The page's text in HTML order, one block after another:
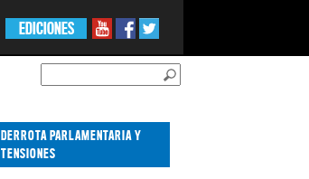
EDICIONES
DERROTA PARLAMENTARIA Y
TENSIONES